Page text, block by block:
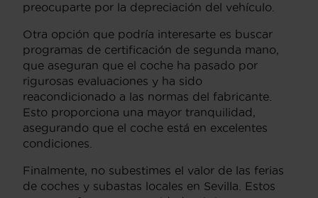
preocuparte por la depreciación del vehículo.
Otra opción que podría interesarte es buscar
programas de certificación de segunda mano,
que aseguran que el coche ha pasado por
rigurosas evaluaciones y ha sido
reacondicionado a las normas del fabricante.
Esto proporciona una mayor tranquilidad,
asegurando que el coche está en excelentes
condiciones.
Finalmente, no subestimes el valor de las ferias
de coches y subastas locales en Sevilla. Estos